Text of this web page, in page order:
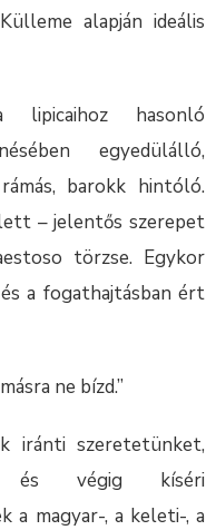
alapján ideális
lipicaihoz hasonló
egyedülálló,
barokk hintóló.
– jelentős szerepet
törzse. Egykor
a fogathajtásban ért
ne bízd.”
iránti szeretetünket,
és végig kíséri
a magyar-, a keleti-, a